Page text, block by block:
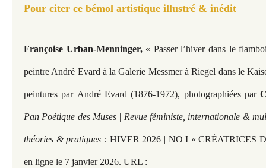
Pour citer ce bémol artistique illustré & inédit
Françoise Urban-Menninger, « Passer l’hiver dans le
peintre André Evard à la Galerie Messmer à Riegel dans le
peintures par André Evard(1876-1972), photographiées par
Pan Poétique des Muses | Revue féministe, internationale &
théories & pratiques : HIVER 2026 | NO I « CRÉATRICES
en ligne le 7 janvier 2026. URL :